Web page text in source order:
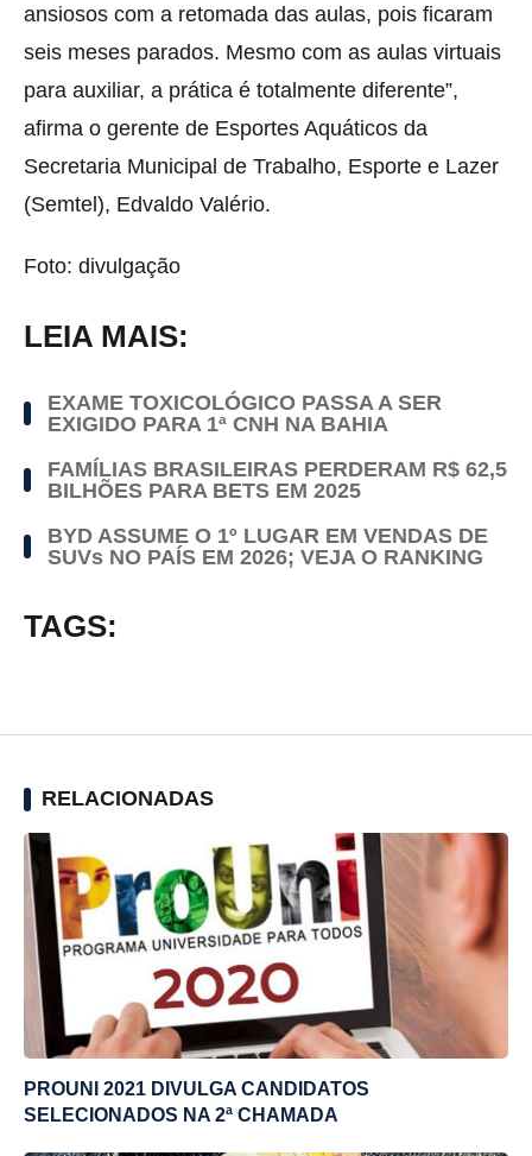
ansiosos com a retomada das aulas, pois ficaram
seis meses parados. Mesmo com as aulas virtuais
para auxiliar, a prática é totalmente diferente”,
afirma o gerente de Esportes Aquáticos da
Secretaria Municipal de Trabalho, Esporte e Lazer
(Semtel), Edvaldo Valério.
Foto: divulgação
LEIA MAIS:
EXAME TOXICOLÓGICO PASSA A SER
EXIGIDO PARA 1ª CNH NA BAHIA
FAMÍLIAS BRASILEIRAS PERDERAM R$ 62,5
BILHÕES PARA BETS EM 2025
BYD ASSUME O 1º LUGAR EM VENDAS DE
SUVs NO PAÍS EM 2026; VEJA O RANKING
TAGS:
RELACIONADAS
PROUNI 2021 DIVULGA CANDIDATOS
SELECIONADOS NA 2ª CHAMADA